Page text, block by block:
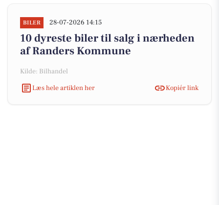
BILER 28-07-2026 14:15
10 dyreste biler til salg i nærheden
af Randers Kommune
Kilde: Bilhandel
Læs hele artiklen her
Kopiér link